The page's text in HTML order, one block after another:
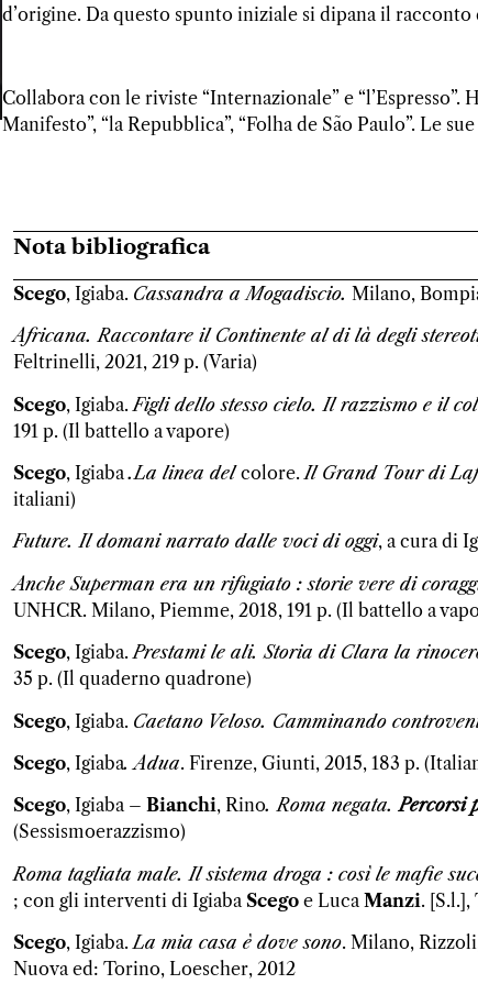
d’origine. Da questo spunto iniziale si dipana il
Collabora con le riviste “Internazionale” e “l’Espresso”.
Manifesto”, “la Repubblica”, “Folha de São Paulo”. Le
Nota bibliografica
Scego, Igiaba. Cassandra a Mogadiscio. Milano,
Africana. Raccontare il Continente al di là degli
Feltrinelli, 2021, 219 p. (Varia)
Scego, Igiaba. Figli dello stesso cielo. Il razzismo e il
191 p. (Il battello a vapore)
Scego, Igiaba.La linea delcolore. Il Grand Tour di
italiani)
Future. Il domani narrato dalle voci di oggi, a cura di
Anche Superman era un rifugiato : storie vere di
UNHCR. Milano, Piemme, 2018, 191 p. (Il battello a
Scego, Igiaba.Prestami le ali. Storia di Clara la
35 p. (Il quaderno quadrone)
Scego, Igiaba. Caetano Veloso. Camminando
Scego, Igiaba. Adua. Firenze, Giunti, 2015, 183 p.
Scego, Igiaba – Bianchi, Rino. Roma negata.Percorsi
(Sessismoerazzismo)
Roma tagliata male. Il sistema droga : così le mafie
; con gli interventi di Igiaba Scegoe Luca Manzi. [S.l.],
Scego, Igiaba.La mia casa è dove sono. Milano,
Nuova ed: Torino, Loescher, 2012